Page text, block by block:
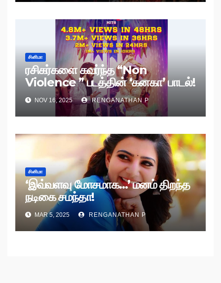
சினிமா
ரசிகர்களை கவர்ந்த “Non
Violence ” படத்தின் ‘கனகா’ பாடல்!
NOV 16, 2025 RENGANATHAN P
சினிமா
‘இவ்வளவு மோசமாக…’ மனம் திறந்த
நடிகை சமந்தா!
MAR 5, 2025 RENGANATHAN P